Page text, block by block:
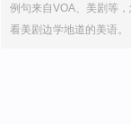
例句来自VOA、美剧等，
看美剧边学地道的美语。